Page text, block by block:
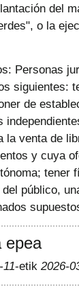
del
o la
Personas
siguientes:
de
la venta de
y cuya
tener
público,
epea
-etik 2026-